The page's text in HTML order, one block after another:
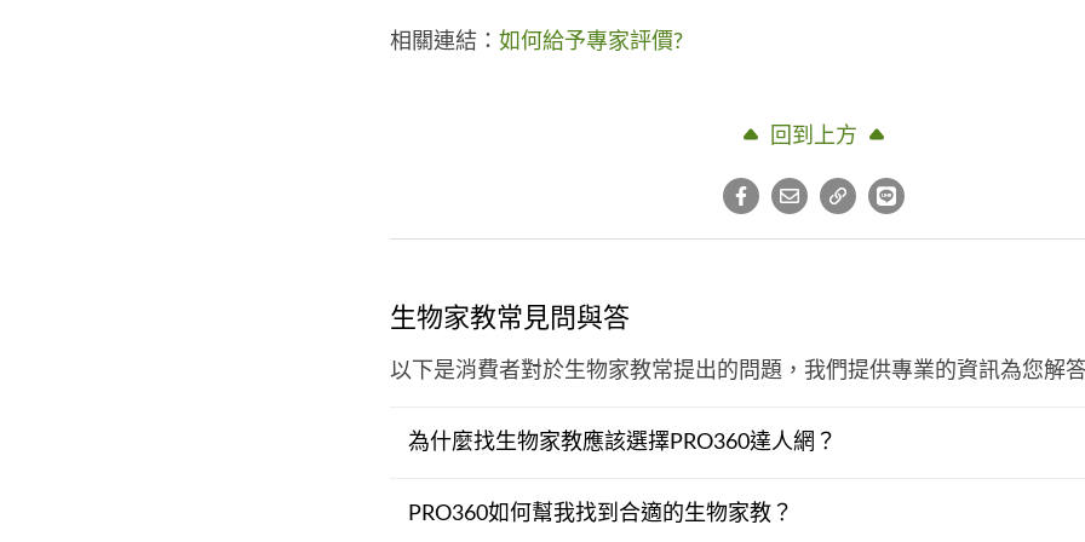
相關連結： 如何給予專家評價?
回到上方
生物家教常見問與答
以下是消費者對於生物家教常提出的問題，我們提供專業的資訊為您解
為什麼找生物家教應該選擇PRO360達人網？
PRO360如何幫我找到合適的生物家教？